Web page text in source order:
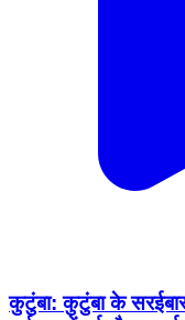
कुटुंबा: कुटुंबा के